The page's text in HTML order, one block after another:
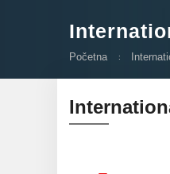
Početna